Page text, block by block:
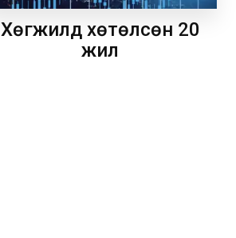
Хөгжилд хөтөлсөн 20
жил